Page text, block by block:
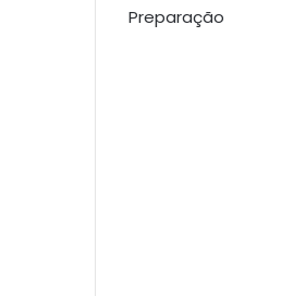
Preparação